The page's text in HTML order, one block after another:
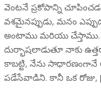
వెంటనే ప్రకోపాన్ని
వశమైనప్పుడు, మనం
అంటాము మరియు చేస్తాము.
దుర్భాషలాడుతూ నాకు
కాబట్టి, నేను సాధారణంగానే
పడేసేవాడిని. కానీ ఒక రోజు,